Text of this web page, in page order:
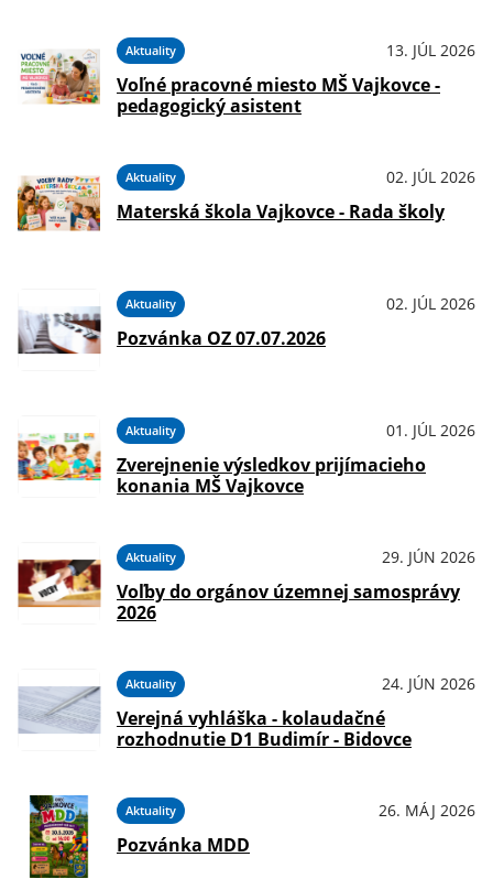
Aktuality 13. JÚL 2026
Voľné pracovné miesto MŠ Vajkovce -
pedagogický asistent
Aktuality 02. JÚL 2026
Materská škola Vajkovce - Rada školy
Aktuality 02. JÚL 2026
Pozvánka OZ 07.07.2026
Aktuality 01. JÚL 2026
Zverejnenie výsledkov prijímacieho
konania MŠ Vajkovce
Aktuality 29. JÚN 2026
Voľby do orgánov územnej samosprávy
2026
Aktuality 24. JÚN 2026
Verejná vyhláška - kolaudačné
rozhodnutie D1 Budimír - Bidovce
Aktuality 26. MÁJ 2026
Pozvánka MDD